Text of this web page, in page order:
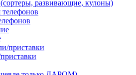
развивающие, кулоны)